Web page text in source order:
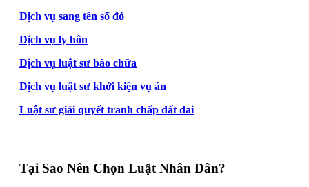
Dịch vụ sang tên sổ đỏ
Dịch vụ ly hôn
Dịch vụ luật sư bào chữa
Dịch vụ luật sư khởi kiện vụ án
Luật sư giải quyết tranh chấp đất đai
Tại Sao Nên Chọn Luật Nhân Dân?